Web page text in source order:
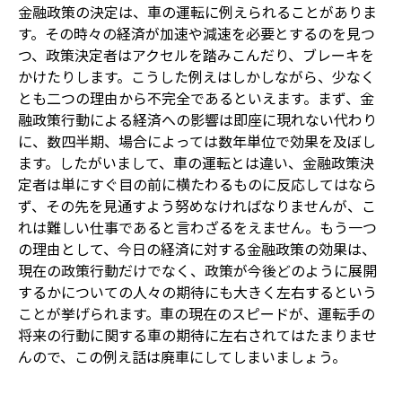
金融政策の決定は、車の運転に例えられることがありま
す。その時々の経済が加速や減速を必要とするのを見つ
つ、政策決定者はアクセルを踏みこんだり、ブレーキを
かけたりします。こうした例えはしかしながら、少なく
とも二つの理由から不完全であるといえます。まず、金
融政策行動による経済への影響は即座に現れない代わり
に、数四半期、場合によっては数年単位で効果を及ぼし
ます。したがいまして、車の運転とは違い、金融政策決
定者は単にすぐ目の前に横たわるものに反応してはなら
ず、その先を見通すよう努めなければなりませんが、こ
れは難しい仕事であると言わざるをえません。もう一つ
の理由として、今日の経済に対する金融政策の効果は、
現在の政策行動だけでなく、政策が今後どのように展開
するかについての人々の期待にも大きく左右するという
ことが挙げられます。車の現在のスピードが、運転手の
将来の行動に関する車の期待に左右されてはたまりませ
んので、この例え話は廃車にしてしまいましょう。